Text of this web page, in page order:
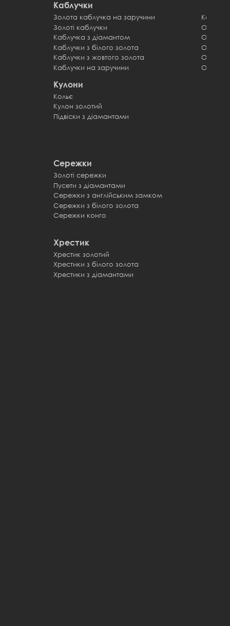
Каблучки
Золота каблучка на заручини
Золоті каблучки
Каблучка з діамантом
Каблучки з білого золота
Каблучки з жовтого золота
Каблучки на заручини
Обручки
Обручки
Кулони
Кольє
Кулон золотий
Підвіски з діамантами
Сережки
Золоті сережки
Пусети з діамантами
Сережки з англійським замком
Сережки з білого золота
Сережки конго
Хрестик
Хрестик золотий
Хрестики з білого золота
Хрестики з діамантами